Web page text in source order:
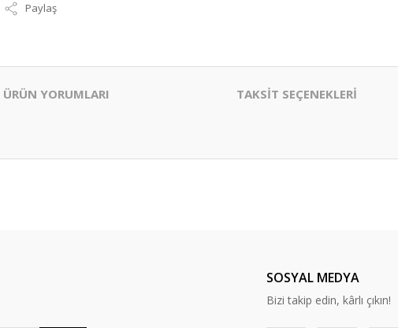
Paylaş
ÜRÜN YORUMLARI TAKSİT SEÇENEKLERİ
SOSYAL MEDYA
Bizi takip edin, kârlı çıkın!